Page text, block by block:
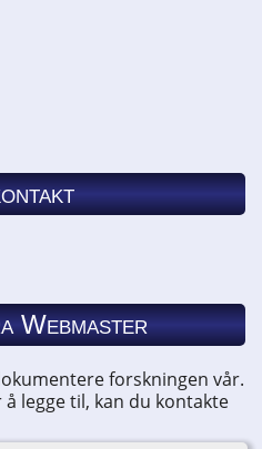
Webmaster
forskningen vår.
legge til, kan du kontakte